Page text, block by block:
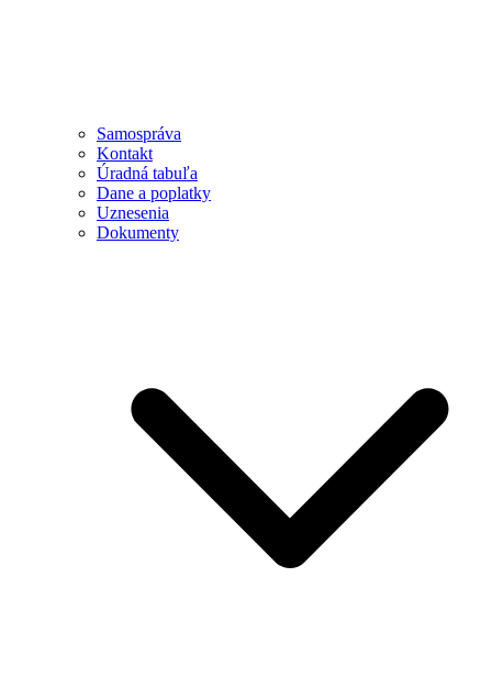
Samospráva
Kontakt
Úradná tabuľa
Dane a poplatky
Uznesenia
Dokumenty